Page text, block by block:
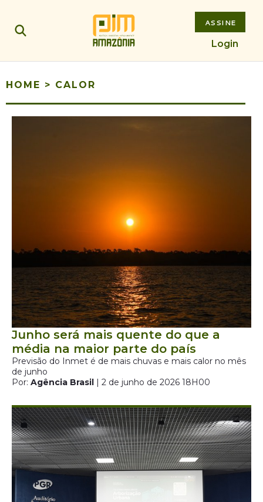
ASSINE
Login
HOME > CALOR
Junho será mais quente do que a
média na maior parte do país
Previsão do Inmet é de mais chuvas e mais calor no mês
de junho
Por: Agência Brasil | 2 de junho de 2026 18H00